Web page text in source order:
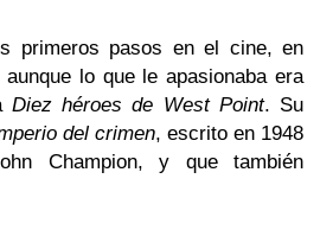
primeros pasos en el cine, en
lo que le apasionaba era
Diez héroes de West Point. Su
del crimen, escrito en 1948
Champion, y que también